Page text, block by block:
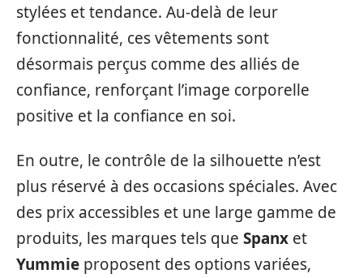
stylées et tendance. Au-delà de leur
fonctionnalité, ces vêtements sont
désormais perçus comme des alliés de
confiance, renforçant l’image corporelle
positive et la confiance en soi.
En outre, le contrôle de la silhouette n’est
plus réservé à des occasions spéciales. Avec
des prix accessibles et une large gamme de
produits, les marques tels que Spanx et
Yummie proposent des options variées,